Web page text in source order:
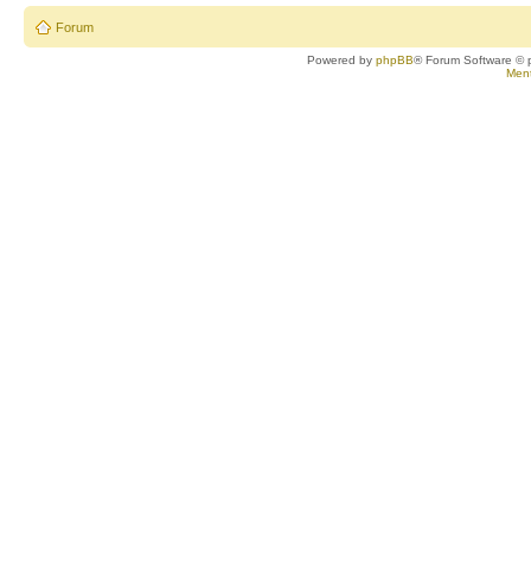
Forum
Powered byphpBB® Forum Software ©